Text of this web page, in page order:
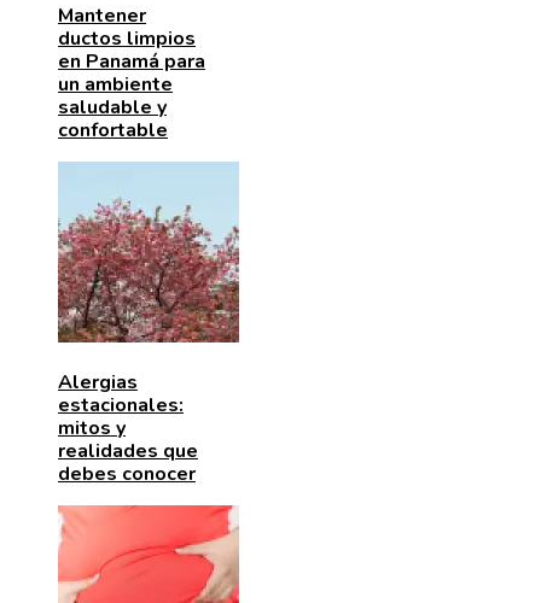
Mantener
ductos limpios
en Panamá para
un ambiente
saludable y
confortable
Alergias
estacionales:
mitos y
realidades que
debes conocer